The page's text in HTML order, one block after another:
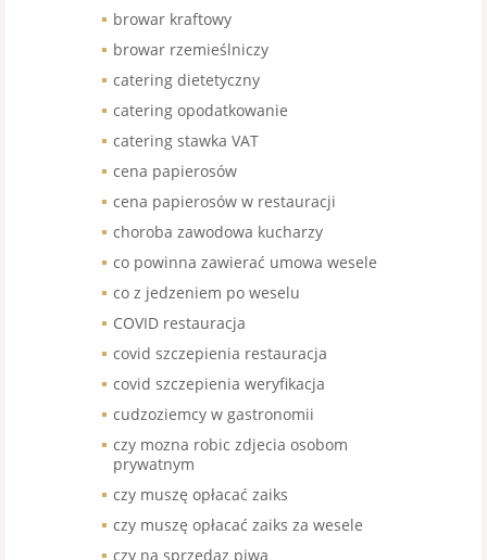
browar kraftowy
browar rzemieślniczy
catering dietetyczny
catering opodatkowanie
catering stawka VAT
cena papierosów
cena papierosów w restauracji
choroba zawodowa kucharzy
co powinna zawierać umowa wesele
co z jedzeniem po weselu
COVID restauracja
covid szczepienia restauracja
covid szczepienia weryfikacja
cudzoziemcy w gastronomii
czy mozna robic zdjecia osobom
prywatnym
czy muszę opłacać zaiks
czy muszę opłacać zaiks za wesele
czy na sprzedaz piwa